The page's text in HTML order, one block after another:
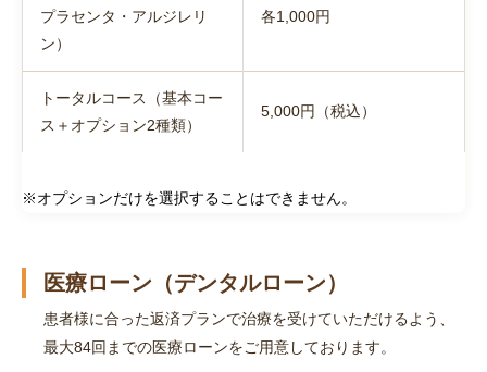
プラセンタ・アルジレリ
ン）
各1,000円
トータルコース（基本コー
ス＋オプション2種類）
5,000円（税込）
※オプションだけを選択することはできません。
医療ローン（デンタルローン）
患者様に合った返済プランで治療を受けていただけるよう、
最大84回までの医療ローンをご用意しております。